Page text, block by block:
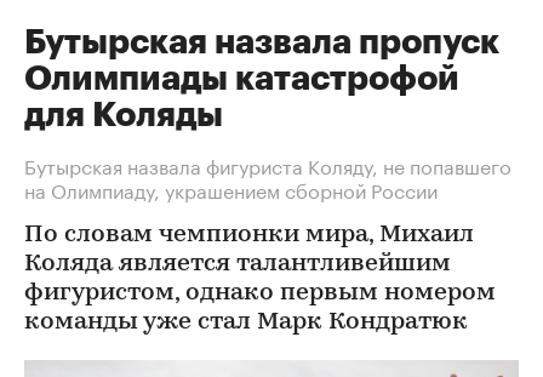
Бутырская назвала пропуск
Олимпиады катастрофой
для Коляды
Бутырская назвала фигуриста Коляду, не попавшего
на Олимпиаду, украшением сборной России
По словам чемпионки мира, Михаил
Коляда является талантливейшим
фигуристом, однако первым номером
команды уже стал Марк Кондратюк